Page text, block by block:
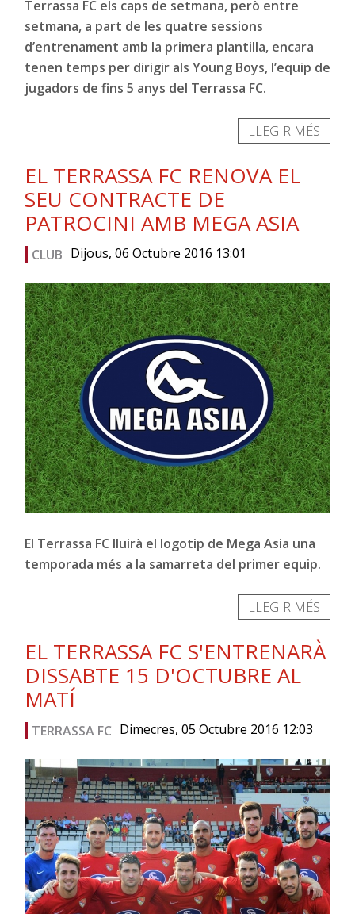
Terrassa FC els caps de setmana, però entre
setmana, a part de les quatre sessions
d’entrenament amb la primera plantilla, encara
tenen temps per dirigir als Young Boys, l’equip de
jugadors de fins 5 anys del Terrassa FC.
LLEGIR MÉS
EL TERRASSA FC RENOVA EL
SEU CONTRACTE DE
PATROCINI AMB MEGA ASIA
CLUB Dijous, 06 Octubre 2016 13:01
El Terrassa FC lluirà el logotip de Mega Asia una
temporada més a la samarreta del primer equip.
LLEGIR MÉS
EL TERRASSA FC S'ENTRENARÀ
DISSABTE 15 D'OCTUBRE AL
MATÍ
TERRASSA FC Dimecres, 05 Octubre 2016 12:03